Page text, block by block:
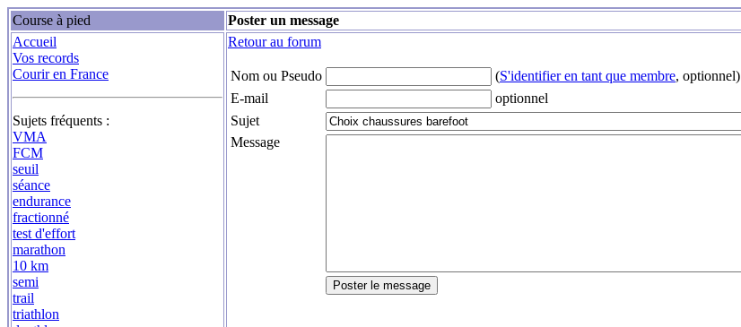
Course à pied
Poster un message
Accueil
Vos records
Courir en France
Sujets fréquents :
VMA
FCM
seuil
séance
endurance
fractionné
test d'effort
marathon
10 km
semi
trail
triathlon
Retour au forum
Nom ou Pseudo (S'identifier en tant que membre, optionnel)
E-mail
optionnel
Sujet
Message